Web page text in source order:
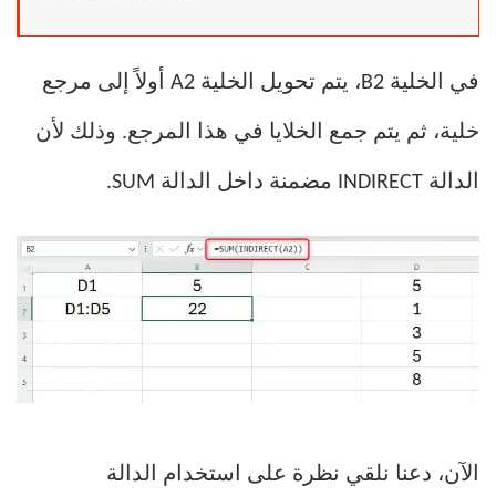
في الخلية B2، يتم تحويل الخلية A2 أولاً إلى مرجع
خلية، ثم يتم جمع الخلايا في هذا المرجع. وذلك لأن
الدالة INDIRECT مضمنة داخل الدالة SUM.
الآن، دعنا نلقي نظرة على استخدام الدالة